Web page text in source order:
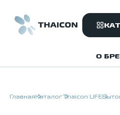
О
ГлавнаяКаталогThaicon LIFE